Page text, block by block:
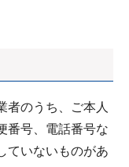
者のうち、ご本人
番号、電話番号な
ていないものがあ